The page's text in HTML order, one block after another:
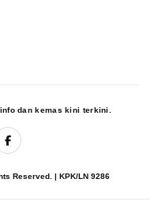
dan kemas kini terkini.
Reserved. | KPK/LN 9286